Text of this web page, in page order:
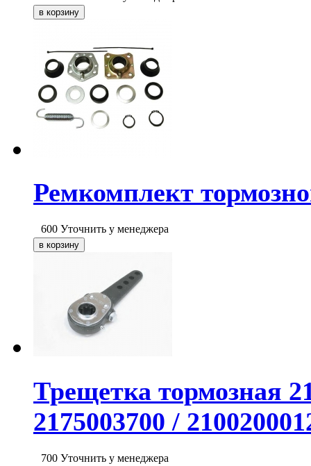
Ремкомплект
600 Уточнить у менеджера
Трещетка тормозная
2175003700 /
700 Уточнить у менеджера